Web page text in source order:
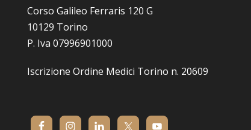
Corso Galileo Ferraris 120 G
10129 Torino
P. Iva 07996901000
Iscrizione Ordine Medici Torino n. 20609